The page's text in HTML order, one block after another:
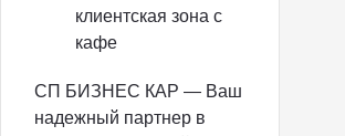
клиентская зона с
кафе
СП БИЗНЕС КАР — Ваш
надежный партнер в